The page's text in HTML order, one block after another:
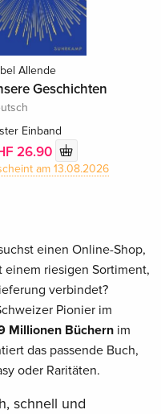
Allende
Geschichten
Einband
26.90
am 13.08.2026
einen Online-Shop,
einem riesigen Sortiment,
verbindet?
Pionier im
Millionen Büchern im
das passende Buch,
oder Raritäten.
schnell und